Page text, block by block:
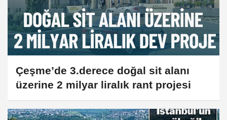
Çeşme’de 3.derece doğal sit alanı
üzerine 2 milyar liralık rant projesi